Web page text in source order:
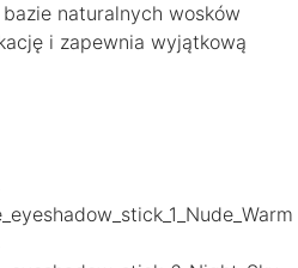
naturalnych wosków
i zapewnia wyjątkową